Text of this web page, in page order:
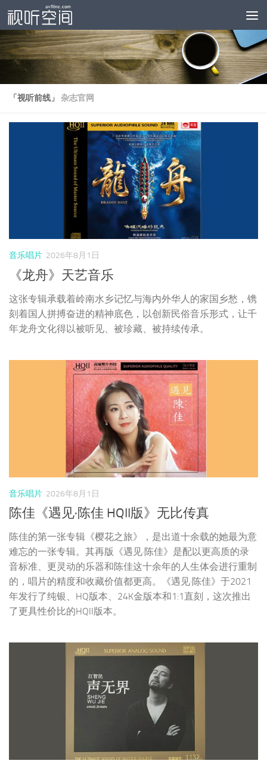
跳至内容
「视听前线」 杂志官网
音乐唱片 2026年8月1日
《龙舟》天艺音乐
这张专辑承载着岭南水乡记忆与海内外华人的家国乡愁，镌
刻着国人拼搏奋进的精神底色，以创新民俗音乐形式，让千
年龙舟文化得以被听见、被珍藏、被持续传承。
音乐唱片 2026年8月1日
陈佳《遇见·陈佳 HQII版》无比传真
陈佳的第一张专辑《樱花之旅》，是出道十余载的她最为意
难忘的一张专辑。其再版《遇见·陈佳》是配以更高质的录
音标准、更灵动的乐器和陈佳这十余年的人生体会进行重制
的，唱片的精度和收藏价值都更高。《遇见·陈佳》于2021
年发行了纯银、HQ版本、24K金版本和1:1直刻，这次推出
了更具性价比的HQII版本。